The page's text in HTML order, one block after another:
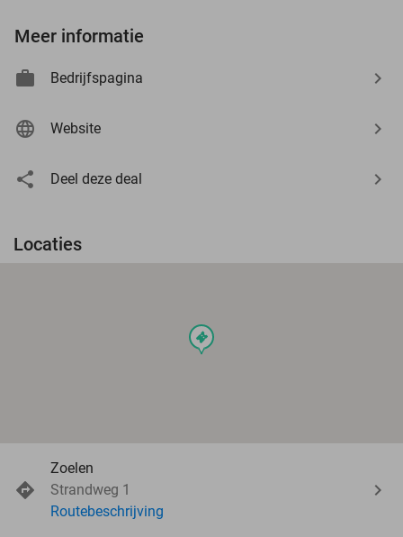
Meer informatie
Bedrijfspagina
Website
Deel deze deal
Locaties
events
Zoelen
Strandweg 1
Routebeschrijving